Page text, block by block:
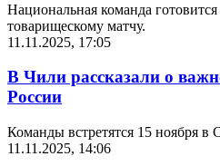
Национальная команда
товарищескому матчу.
11.11.2025, 17:05
В Чили рассказали о
России
Команды встретятся 15 ноября в
11.11.2025, 14:06